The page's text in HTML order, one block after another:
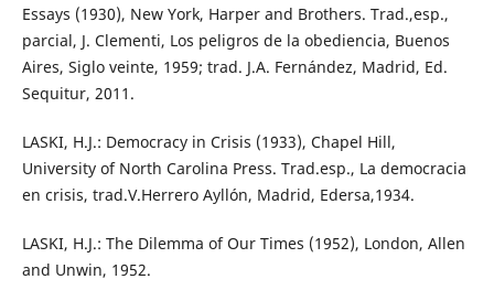
Essays (1930), New York, Harper and Brothers. Trad.,esp.,
parcial, J. Clementi, Los peligros de la obediencia, Buenos
Aires, Siglo veinte, 1959; trad. J.A. Fernández, Madrid, Ed.
Sequitur, 2011.
LASKI, H.J.: Democracy in Crisis (1933), Chapel Hill,
University of North Carolina Press. Trad.esp., La democracia
en crisis, trad.V.Herrero Ayllón, Madrid, Edersa,1934.
LASKI, H.J.: The Dilemma of Our Times (1952), London, Allen
and Unwin, 1952.